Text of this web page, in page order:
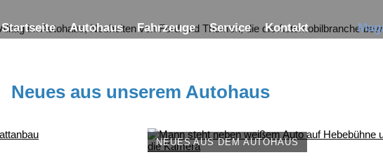
Startseite Autohaus Fahrzeuge Service Kontakt
im Autohaus, Neuheiten von Ford und Themen, die die Automobilbranche
Neues aus unserem Autohaus
NEUES AUS DEM AUTOHAUS